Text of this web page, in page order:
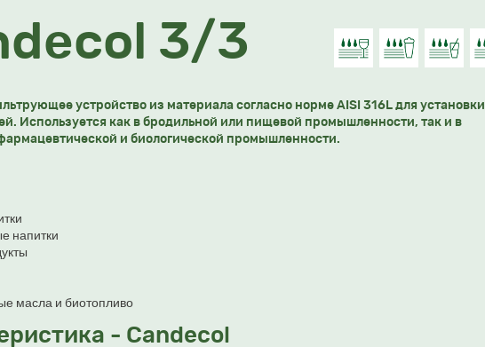
3/3
устройство из материала согласно норме AISI 316L для установки
Используется как в бродильной или пищевой промышленности, так и в
и биологической промышленности.
напитки
масла и биотопливо
- Candecol